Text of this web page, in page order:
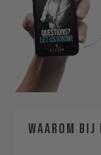
Waarom